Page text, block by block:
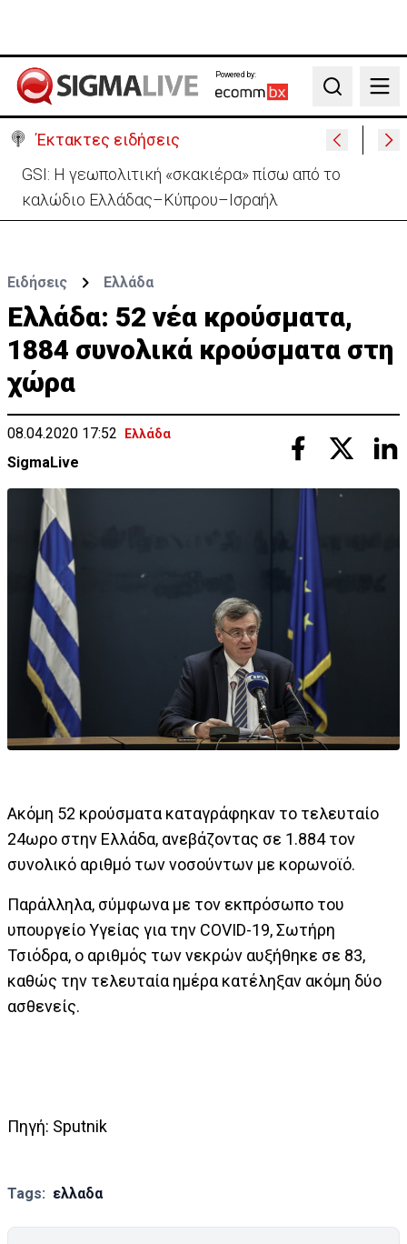
Powered by:
Search
Έκτακτες ειδήσεις
Συντριβή ελικοπτέρου σε βουνοπλαγιά στο Ρίο ντε
Τζανέιρο - 4 νεκροί (BINTEO)
Ειδήσεις Ελλάδα
Ελλάδα: 52 νέα κρούσματα,
1884 συνολικά κρούσματα στη
χώρα
08.04.2020 17:52 Ελλάδα
SigmaLive
Ακόμη 52 κρούσματα καταγράφηκαν το τελευταίο
24ωρο στην Ελλάδα, ανεβάζοντας σε 1.884 τον
συνολικό αριθμό των νοσούντων με κορωνοϊό.
Παράλληλα, σύμφωνα με τον εκπρόσωπο του
υπουργείο Υγείας για την COVID-19, Σωτήρη
Τσιόδρα, ο αριθμός των νεκρών αυξήθηκε σε 83,
καθώς την τελευταία ημέρα κατέληξαν ακόμη δύο
ασθενείς.
Πηγή: Sputnik
Tags: ελλαδα